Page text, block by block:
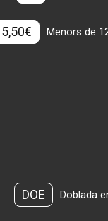
5,50€ Menors de
DOE Doblada